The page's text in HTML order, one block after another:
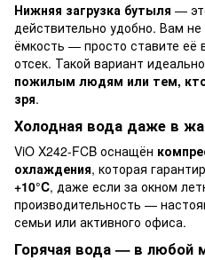
Нижняя загрузка бутыля —
действительно удобно. Вам
ёмкость — просто ставите её
отсек. Такой вариант
пожилым людям или тем,
зря.
Холодная вода даже в
ViO X242-FCB оснащён
охлаждения, которая
+10°C, даже если за окном
производительность —
семьи или активного офиса.
Горячая вода — в любой